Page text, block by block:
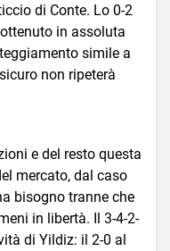
di Conte. Lo 0-2
in assoluta
simile a
non ripeterà
e del resto questa
mercato, dal caso
bisogno tranne che
in libertà. Il 3-4-2-
di Yildiz: il 2-0 al